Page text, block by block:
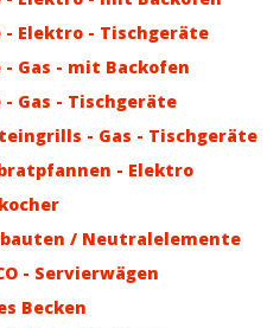
- Elektro - Tischgeräte
- Gas - mit Backofen
- Gas - Tischgeräte
- Gas - Tischgeräte
- Elektro
/ Neutralelemente
- Servierwägen
Becken